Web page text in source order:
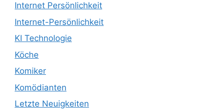
Internet Persönlichkeit
Internet-Persönlichkeit
KI Technologie
Köche
Komiker
Komödianten
Letzte Neuigkeiten